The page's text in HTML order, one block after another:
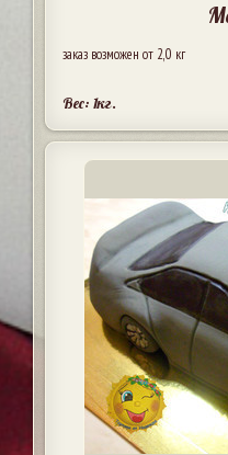
заказ возможен от 2,0 кг
Вес: 1кг.